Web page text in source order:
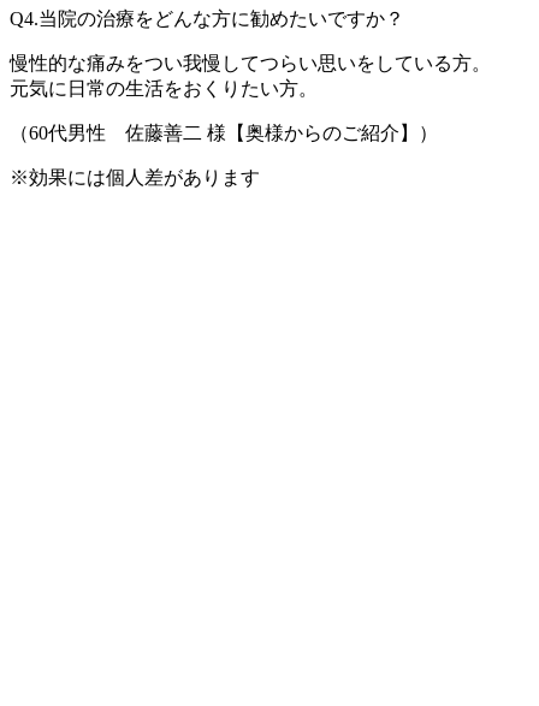
Q4.当院の治療をどんな方に勧めたいですか？
慢性的な痛みをつい我慢してつらい思いをしている方。
元気に日常の生活をおくりたい方。
（60代男性 佐藤善二 様【奥様からのご紹介】）
※効果には個人差があります